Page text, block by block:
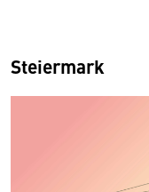
Steiermark